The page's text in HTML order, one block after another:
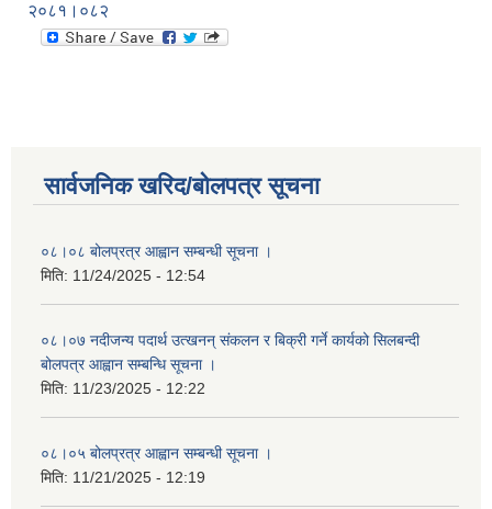
२०८१।०८२
सार्वजनिक खरिद/बोलपत्र सूचना
०८।०८ बोलप्रत्र आह्वान सम्बन्धी सूचना ।
मिति: 11/24/2025 - 12:54
०८।०७ नदीजन्य पदार्थ उत्खनन् संकलन र बिक्री गर्ने कार्यको सिलबन्दी
बोलपत्र आह्वान सम्बन्धि सूचना ।
मिति: 11/23/2025 - 12:22
०८।०५ बोलप्रत्र आह्वान सम्बन्धी सूचना ।
मिति: 11/21/2025 - 12:19